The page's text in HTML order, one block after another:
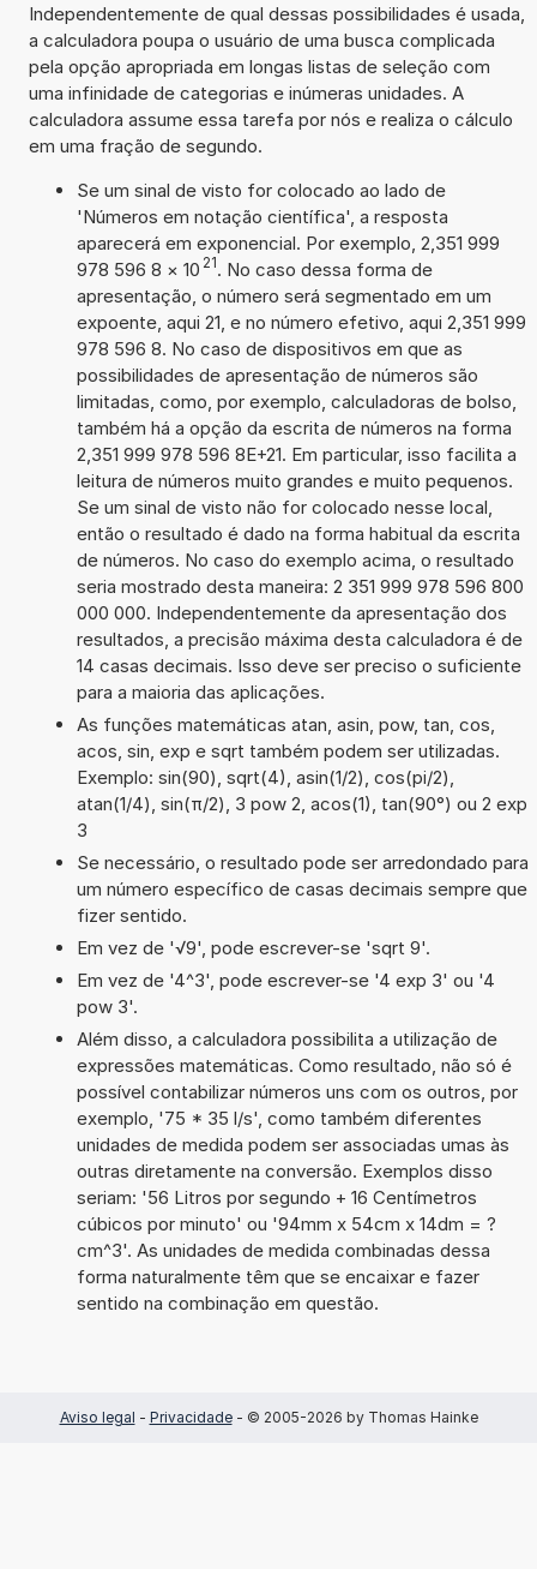
Independentemente de qual dessas possibilidades é usada,
a calculadora poupa o usuário de uma busca complicada
pela opção apropriada em longas listas de seleção com
uma infinidade de categorias e inúmeras unidades. A
calculadora assume essa tarefa por nós e realiza o cálculo
em uma fração de segundo.
Se um sinal de visto for colocado ao lado de
'Números em notação científica', a resposta
aparecerá em exponencial. Por exemplo, 2,351 999
978 596 8 × 10 21. No caso dessa forma de
apresentação, o número será segmentado em um
expoente, aqui 21, e no número efetivo, aqui 2,351 999
978 596 8. No caso de dispositivos em que as
possibilidades de apresentação de números são
limitadas, como, por exemplo, calculadoras de bolso,
também há a opção da escrita de números na forma
2,351 999 978 596 8E+21. Em particular, isso facilita a
leitura de números muito grandes e muito pequenos.
Se um sinal de visto não for colocado nesse local,
então o resultado é dado na forma habitual da escrita
de números. No caso do exemplo acima, o resultado
seria mostrado desta maneira: 2 351 999 978 596 800
000 000. Independentemente da apresentação dos
resultados, a precisão máxima desta calculadora é de
14 casas decimais. Isso deve ser preciso o suficiente
para a maioria das aplicações.
As funções matemáticas atan, asin, pow, tan, cos,
acos, sin, exp e sqrt também podem ser utilizadas.
Exemplo: sin(90), sqrt(4), asin(1/2), cos(pi/2),
atan(1/4), sin(π/2), 3 pow 2, acos(1), tan(90°) ou 2 exp
3
Se necessário, o resultado pode ser arredondado para
um número específico de casas decimais sempre que
fizer sentido.
Em vez de '√9', pode escrever-se 'sqrt 9'.
Em vez de '4^3', pode escrever-se '4 exp 3' ou '4
pow 3'.
Além disso, a calculadora possibilita a utilização de
expressões matemáticas. Como resultado, não só é
possível contabilizar números uns com os outros, por
exemplo, '75 * 35 l/s', como também diferentes
unidades de medida podem ser associadas umas às
outras diretamente na conversão. Exemplos disso
seriam: '56 Litros por segundo + 16 Centímetros
cúbicos por minuto' ou '94mm x 54cm x 14dm = ?
cm^3'. As unidades de medida combinadas dessa
forma naturalmente têm que se encaixar e fazer
sentido na combinação em questão.
Aviso legal - Privacidade- © 2005-2026 by Thomas Hainke